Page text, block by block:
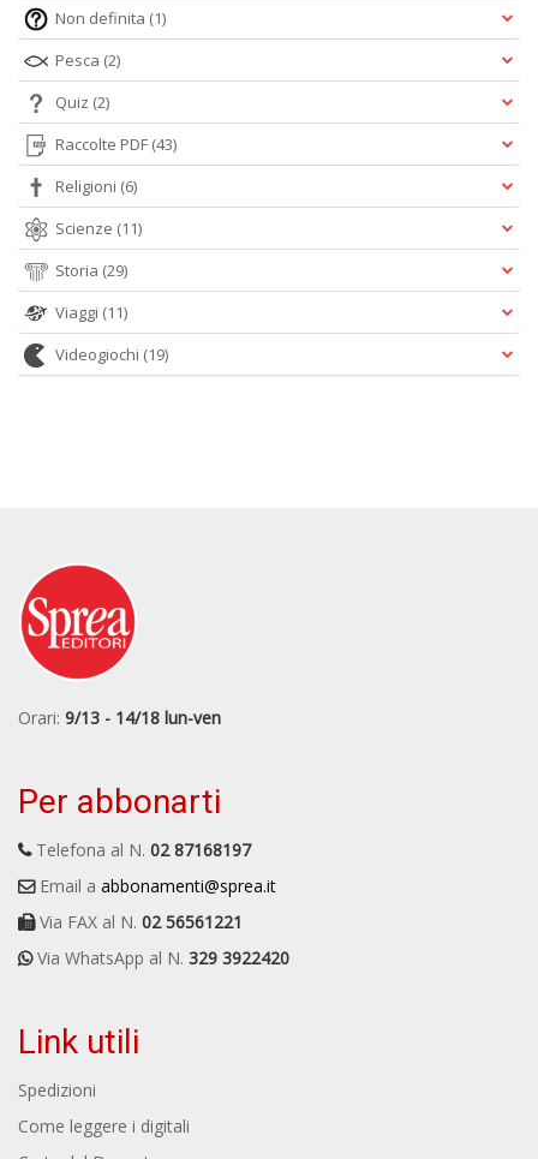
Non definita (1)
Pesca (2)
Quiz (2)
Raccolte PDF (43)
Religioni (6)
Scienze (11)
Storia (29)
Viaggi (11)
Videogiochi (19)
Orari: 9/13 - 14/18 lun-ven
Per abbonarti
Telefona al N. 02 87168197
Email a abbonamenti@sprea.it
Via FAX al N. 02 56561221
Via WhatsApp al N. 329 3922420
Link utili
Spedizioni
Come leggere i digitali